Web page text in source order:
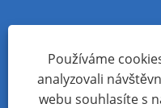
Copyright © 2024
Používáme
analyzovali
webu souhlasíte s